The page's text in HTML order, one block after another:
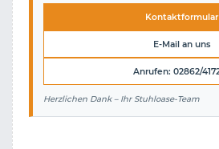
Kontaktformular
E-Mail an uns
Anrufen: 02862/
Herzlichen Dank – Ihr Stuhloase-Team